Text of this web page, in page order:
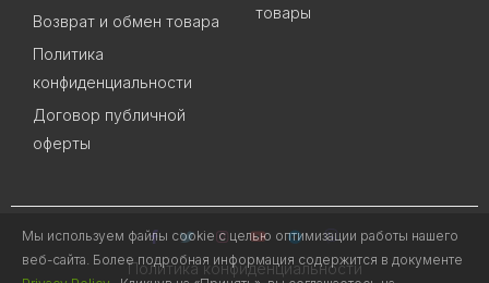
Возврат и обмен товара
Политика
конфиденциальности
Договор публичной
оферты
товары
Политика конфиденциальности
Мы используем файлы cookie с целью оптимизации работы нашего
веб-сайта. Более подробная информация содержится в документе